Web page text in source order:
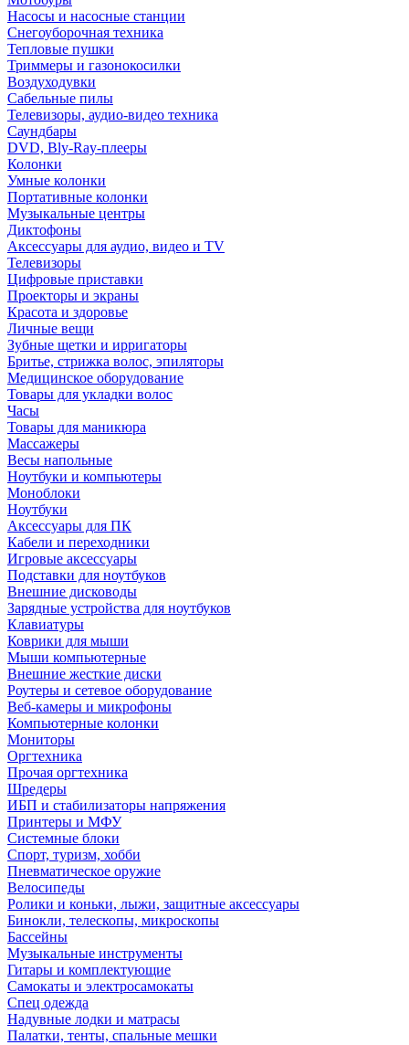
Насосы и насосные станции
Снегоуборочная техника
Тепловые пушки
Триммеры и газонокосилки
Воздуходувки
Сабельные пилы
Телевизоры, аудио-видео техника
Саундбары
DVD, Bly-Ray-плееры
Колонки
Умные колонки
Портативные колонки
Музыкальные центры
Диктофоны
Аксессуары для аудио, видео и TV
Телевизоры
Цифровые приставки
Проекторы и экраны
Красота и здоровье
Личные вещи
Зубные щетки и ирригаторы
Бритье, стрижка волос, эпиляторы
Медицинское оборудование
Товары для укладки волос
Часы
Товары для маникюра
Массажеры
Весы напольные
Ноутбуки и компьютеры
Моноблоки
Ноутбуки
Аксессуары для ПК
Кабели и переходники
Игровые аксессуары
Подставки для ноутбуков
Внешние дисководы
Зарядные устройства для ноутбуков
Клавиатуры
Коврики для мыши
Мыши компьютерные
Внешние жесткие диски
Роутеры и сетевое оборудование
Веб-камеры и микрофоны
Компьютерные колонки
Мониторы
Оргтехника
Прочая оргтехника
Шредеры
ИБП и стабилизаторы напряжения
Принтеры и МФУ
Системные блоки
Спорт, туризм, хобби
Пневматическое оружие
Велосипеды
Ролики и коньки, лыжи, защитные аксессуары
Бинокли, телескопы, микроскопы
Бассейны
Музыкальные инструменты
Гитары и комплектующие
Самокаты и электросамокаты
Спец одежда
Надувные лодки и матрасы
Палатки, тенты, спальные мешки